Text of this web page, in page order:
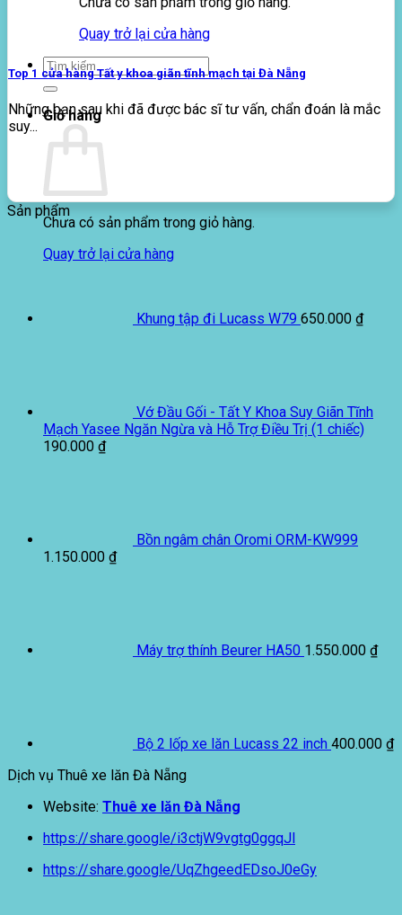
Quay trở lại cửa hàng
Tìm
kiếm:
Giỏ hàng
Chưa có sản phẩm trong giỏ hàng.
Quay trở lại cửa hàng
Top 1 cửa hàng Tất y khoa giãn tĩnh mạch tại Đà Nẵng
Những bạn sau khi đã được bác sĩ tư vấn, chẩn đoán là mắc
suy...
Sản phẩm
Khung tập đi Lucass W79 650.000 ₫
Vớ Đầu Gối - Tất Y Khoa Suy Giãn Tĩnh
Mạch Yasee Ngăn Ngừa và Hỗ Trợ Điều Trị (1 chiếc)
190.000 ₫
Bồn ngâm chân Oromi ORM-KW999
1.150.000 ₫
Máy trợ thính Beurer HA50 1.550.000 ₫
Bộ 2 lốp xe lăn Lucass 22 inch 400.000 ₫
Dịch vụ Thuê xe lăn Đà Nẵng
Website: Thuê xe lăn Đà Nẵng
https://share.google/i3ctjW9vgtg0ggqJl
https://share.google/UqZhgeedEDsoJ0eGy